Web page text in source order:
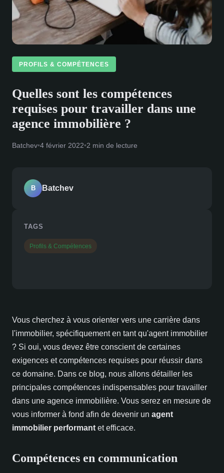
PROFILS & COMPÉTENCES
Quelles sont les compétences
requises pour travailler dans une
agence immobilière ?
Batchev•4 février 2022•2 min de lecture
Vous cherchez à vous orienter vers une carrière dans
l'immobilier, spécifiquement en tant qu'agent immobilier
? Si oui, vous devez être conscient de certaines
exigences et compétences requises pour réussir dans
ce domaine. Dans ce blog, nous allons détailler les
principales compétences indispensables pour travailler
dans une agence immobilière. Vous serez en mesure de
vous informer à fond afin de devenir un agent
immobilier performant et efficace.
Compétences en communication
B Batchev
TAGS
Profils & Compétences